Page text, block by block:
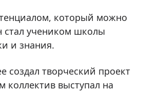
который можно
стал учеником школы
и знания.
создал творческий проект
коллектив выступал на